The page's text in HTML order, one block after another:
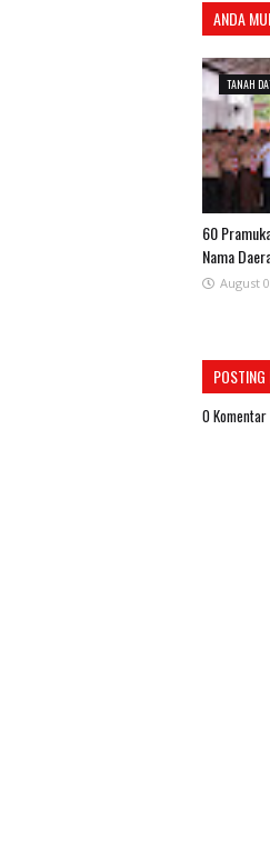
ANDA
TANAH
60
Nama
August
0 Komentar